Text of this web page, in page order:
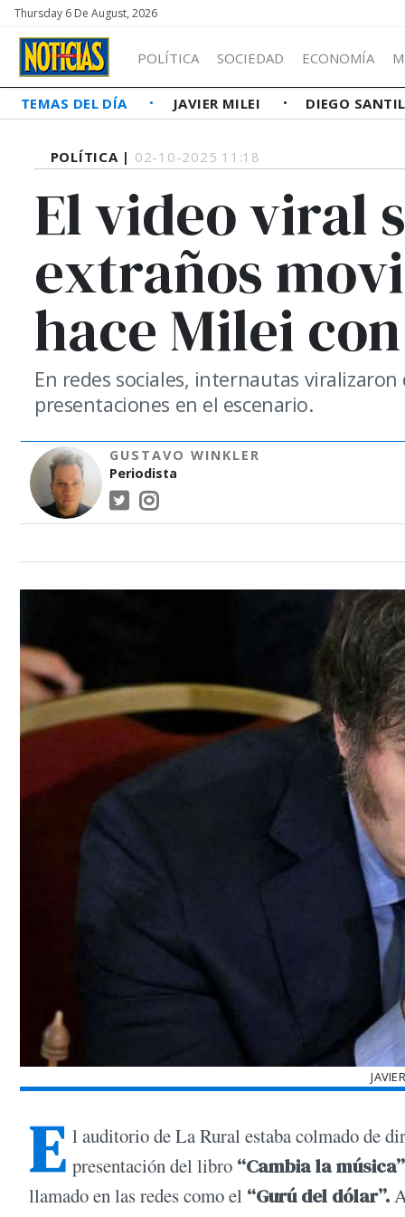
Thursday 6 De August, 2026
POLÍTICA SOCIEDAD ECONOMÍA
TEMAS DEL DÍA JAVIER MILEI DIEGO
POLÍTICA | 02-10-2025 11:18
El video viral
extraños
hace Milei
En redes sociales, internautas
presentaciones en el escenario.
GUSTAVO WINKLER
Periodista
E l auditorio de La Rural estaba colmado de
presentación del libro “Cambia la música”
llamado en las redes como el “Gurú del dólar”.